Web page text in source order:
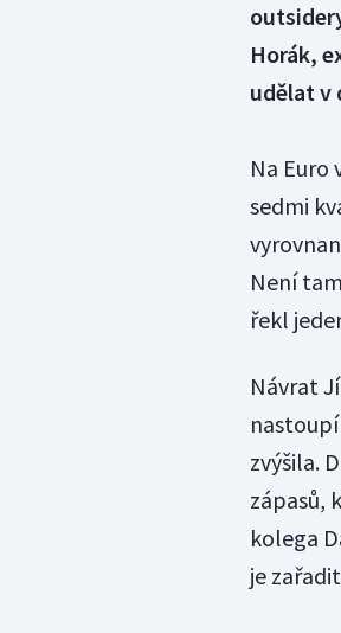
Horák,
udělat v
Na Euro
sedmi
Není
řekl
Návrat
zvýšila.
zápasů,
kolega
je